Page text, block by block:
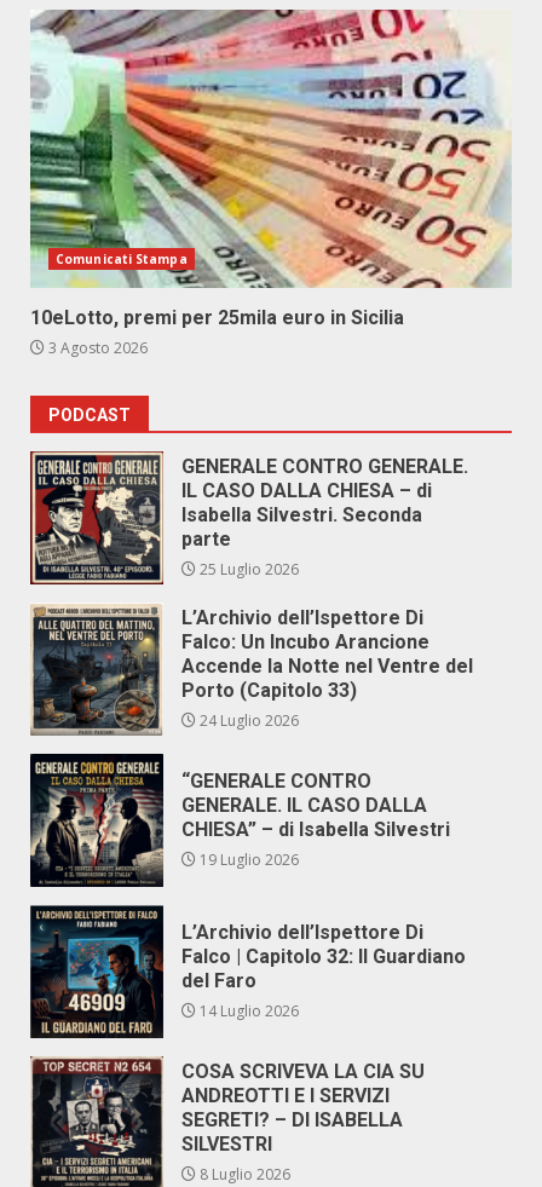
Comunicati Stampa
10eLotto, premi per 25mila euro in Sicilia
3 Agosto 2026
PODCAST
GENERALE CONTRO GENERALE.
IL CASO DALLA CHIESA – di
Isabella Silvestri. Seconda
parte
25 Luglio 2026
L’Archivio dell’Ispettore Di
Falco: Un Incubo Arancione
Accende la Notte nel Ventre del
Porto (Capitolo 33)
24 Luglio 2026
“GENERALE CONTRO
GENERALE. IL CASO DALLA
CHIESA” – di Isabella Silvestri
19 Luglio 2026
L’Archivio dell’Ispettore Di
Falco | Capitolo 32: Il Guardiano
del Faro
14 Luglio 2026
COSA SCRIVEVA LA CIA SU
ANDREOTTI E I SERVIZI
SEGRETI? – DI ISABELLA
SILVESTRI
8 Luglio 2026